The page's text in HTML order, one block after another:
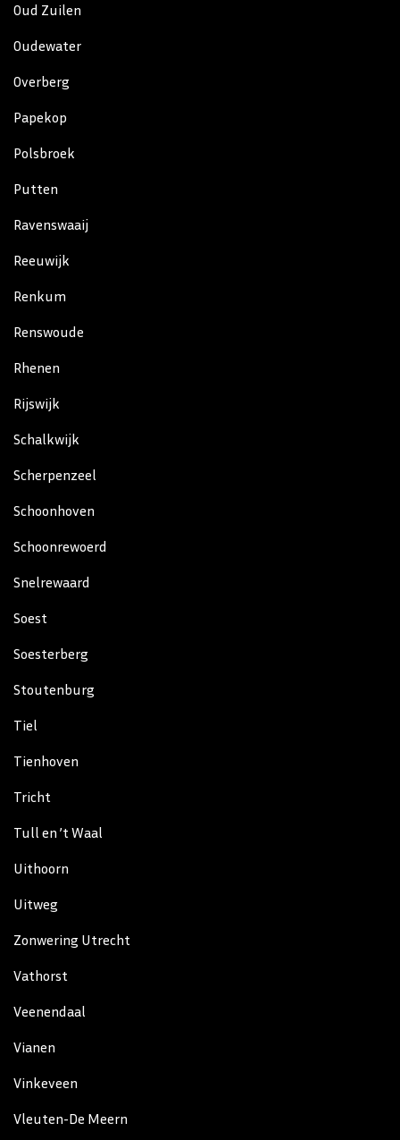
Oud Zuilen
Oudewater
Overberg
Papekop
Polsbroek
Putten
Ravenswaaij
Reeuwijk
Renkum
Renswoude
Rhenen
Rijswijk
Schalkwijk
Scherpenzeel
Schoonhoven
Schoonrewoerd
Snelrewaard
Soest
Soesterberg
Stoutenburg
Tiel
Tienhoven
Tricht
Tull en ’t Waal
Uithoorn
Uitweg
Zonwering Utrecht
Vathorst
Veenendaal
Vianen
Vinkeveen
Vleuten-De Meern